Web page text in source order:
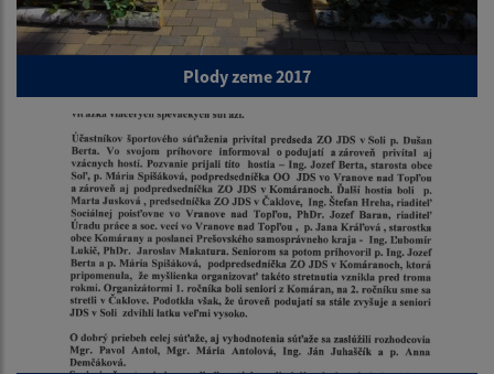
Plody zeme 2017